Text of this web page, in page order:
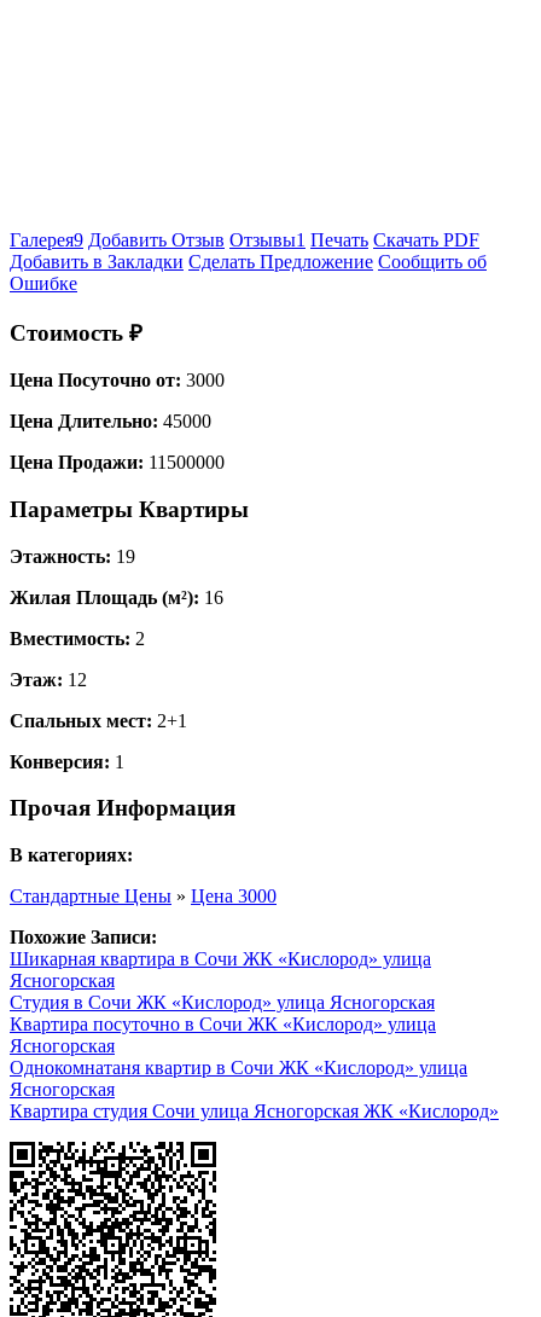
Галерея9 Добавить Отзыв Отзывы1 Печать Скачать PDF
Добавить в Закладки Сделать Предложение Сообщить об
Ошибке
Стоимость ₽
Цена Посуточно от: 3000
Цена Длительно: 45000
Цена Продажи: 11500000
Параметры Квартиры
Этажность: 19
Жилая Площадь (м²): 16
Вместимость: 2
Этаж: 12
Спальных мест: 2+1
Конверсия: 1
Прочая Информация
В категориях:
Стандартные Цены » Цена 3000
Похожие Записи:
Шикарная квартира в Сочи ЖК «Кислород» улица
Ясногорская
Студия в Сочи ЖК «Кислород» улица Ясногорская
Квартира посуточно в Сочи ЖК «Кислород» улица
Ясногорская
Однокомнатаня квартир в Сочи ЖК «Кислород» улица
Ясногорская
Квартира студия Сочи улица Ясногорская ЖК «Кислород»